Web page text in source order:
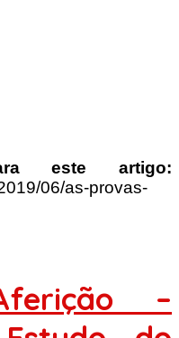
este artigo:
06/as-provas-
–